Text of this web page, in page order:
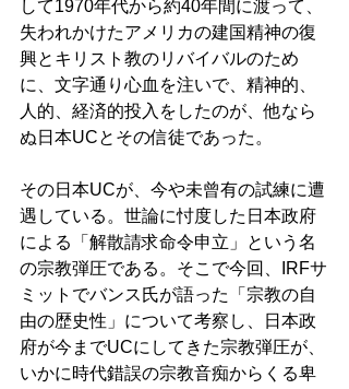
して1970年代から約40年間に渡って、
失われかけたアメリカの建国精神の復
興とキリスト教のリバイバルのため
に、文字通り心血を注いで、精神的、
人的、経済的投入をしたのが、他なら
ぬ日本UCとその信徒であった。
その日本UCが、今や未曾有の試練に遭
遇している。世論に忖度した日本政府
による「解散請求命令申立」という名
の宗教弾圧である。そこで今回、IRFサ
ミットでバンス氏が語った「宗教の自
由の歴史性」について考察し、日本政
府が今までUCにしてきた宗教弾圧が、
いかに時代錯誤の宗教音痴からくる卑